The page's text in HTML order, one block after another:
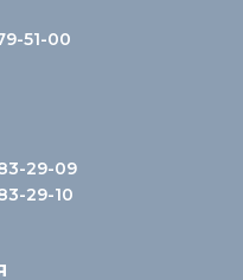
51-00
29-09
29-10